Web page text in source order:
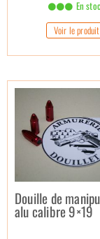
En
Voir le produit
Douille de
alu calibre 9×19